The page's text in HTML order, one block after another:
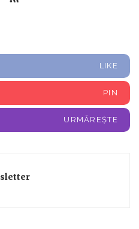
LIKE
PIN
URMĂREȘTE